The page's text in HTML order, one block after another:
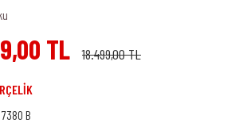
TL 18.499,00 TL
B